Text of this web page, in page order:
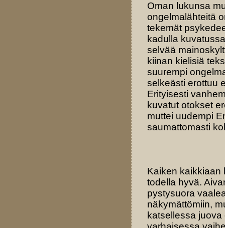
Oman lukunsa
ongelmalähteitä
tekemät
kadulla
selvää
kiinan kielisiä
suurempi
selkeästi erottuu
Erityisesti
kuvatut otokset
muttei uudempi
saumattomasti
Kaiken kaikkiaan
todella hyvä.
pystysuora
näkymättömiin,
katsellessa